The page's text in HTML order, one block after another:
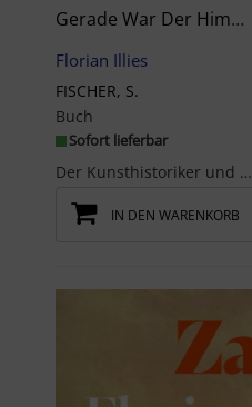
Gerade War Der Himmel Noch Blau
Florian Illies
FISCHER, S.
Buch
Sofort lieferbar
Der Kunsthistoriker und vielfache Bestseller-Autor Florian Illies schreibt begeistert und begeist...
IN DEN WARENKORB